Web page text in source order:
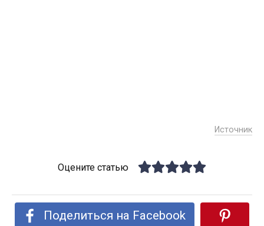
Источник
Оцените статью
Поделиться на Facebook